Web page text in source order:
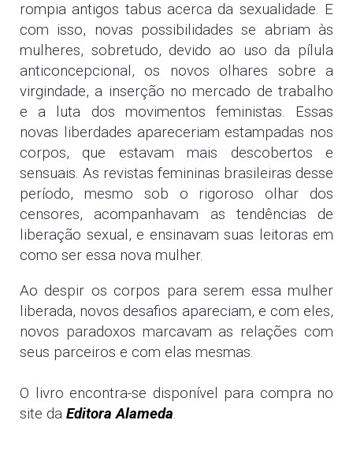
rompia antigos tabus acerca da sexualidade. E
com isso, novas possibilidades se abriam às
mulheres, sobretudo, devido ao uso da pílula
anticoncepcional, os novos olhares sobre a
virgindade, a inserção no mercado de trabalho
e a luta dos movimentos feministas. Essas
novas liberdades apareceriam estampadas nos
corpos, que estavam mais descobertos e
sensuais. As revistas femininas brasileiras desse
período, mesmo sob o rigoroso olhar dos
censores, acompanhavam as tendências de
liberação sexual, e ensinavam suas leitoras em
como ser essa nova mulher.
Ao despir os corpos para serem essa mulher
liberada, novos desafios apareciam, e com eles,
novos paradoxos marcavam as relações com
seus parceiros e com elas mesmas.
O livro encontra-se disponível para compra no
site da Editora Alameda.